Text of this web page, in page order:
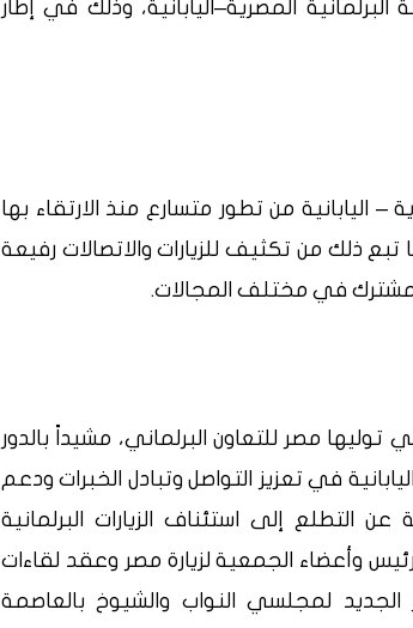
البرلمانية المصرية–اليابانية، وذلك في إطار
اليابانية من تطور متسارع منذ الارتقاء بها
الشراكة الاستراتيجية في عام ٢٠٢٣، وما تبع ذلك من تكثيف للزيارات والاتصالات رفيعة
في مختلف المجالات.
مصر للتعاون البرلماني، مشيداً بالدور
في تعزيز التواصل وتبادل الخبرات ودعم
عن التطلع إلى استئناف الزيارات البرلمانية
وأعضاء الجمعية لزيارة مصر وعقد لقاءات
لمجلسي النواب والشيوخ بالعاصمة